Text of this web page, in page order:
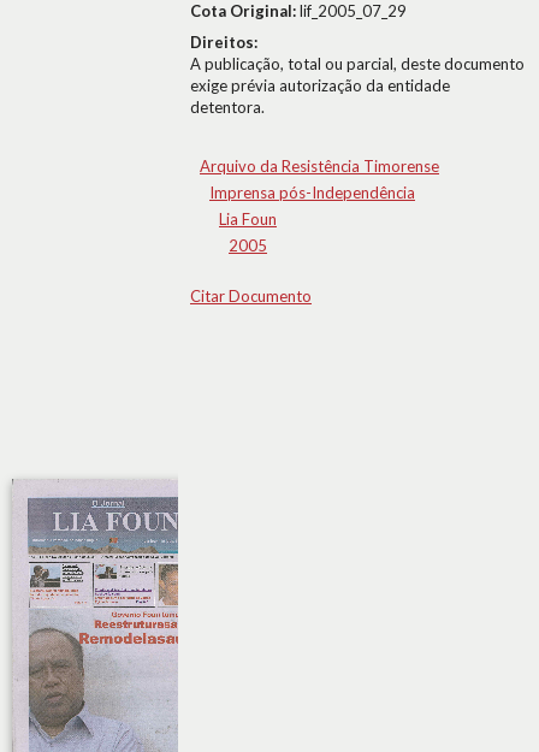
Cota Original:lif_2005_07_29
Direitos:
A publicação, total ou parcial, deste documento
exige prévia autorização da entidade
detentora.
Arquivo da Resistência Timorense
Imprensa pós-Independência
Lia Foun
2005
Citar Documento